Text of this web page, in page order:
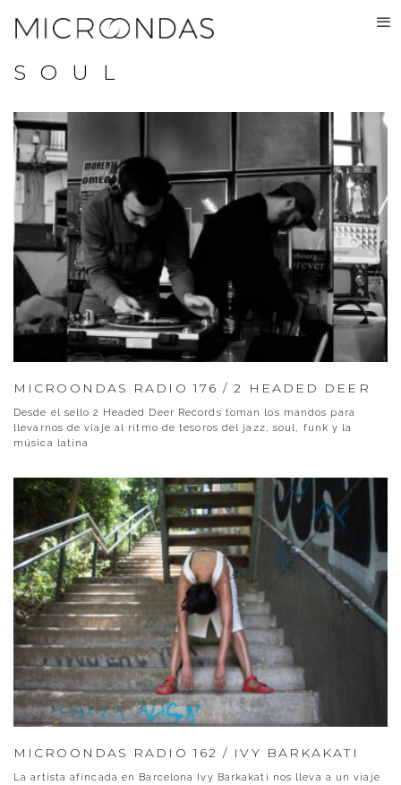
SOUL
MICROONDAS RADIO 176 / 2 HEADED DEER
Desde el sello 2 Headed Deer Records toman los mandos para
llevarnos de viaje al ritmo de tesoros del jazz, soul, funk y la
música latina
MICROONDAS RADIO 162 / IVY BARKAKATI
La artista afincada en Barcelona Ivy Barkakati nos lleva a un viaje